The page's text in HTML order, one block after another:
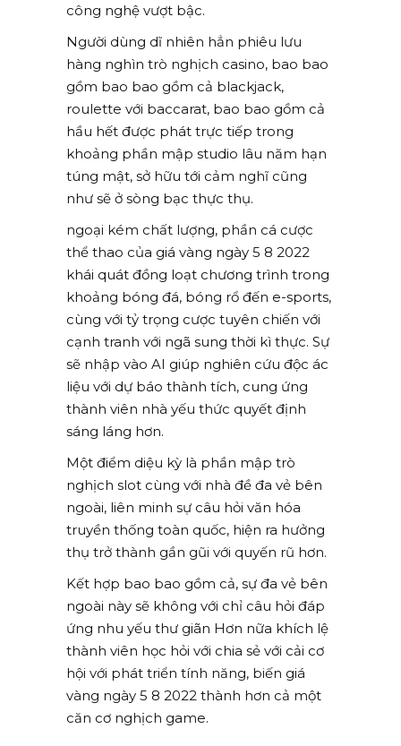
công nghệ vượt bậc.
Người dùng dĩ nhiên hẳn phiêu lưu
hàng nghìn trò nghịch casino, bao bao
gồm bao bao gồm cả blackjack,
roulette với baccarat, bao bao gồm cả
hầu hết được phát trực tiếp trong
khoảng phần mập studio lâu năm hạn
túng mật, sở hữu tới cảm nghĩ cũng
như sẽ ở sòng bạc thực thụ.
ngoại kém chất lượng, phần cá cược
thể thao của giá vàng ngày 5 8 2022
khái quát đồng loạt chương trình trong
khoảng bóng đá, bóng rổ đến e-sports,
cùng với tỷ trọng cược tuyên chiến với
cạnh tranh với ngã sung thời kì thực. Sự
sẽ nhập vào AI giúp nghiên cứu độc ác
liệu với dự báo thành tích, cung ứng
thành viên nhà yếu thức quyết định
sáng láng hơn.
Một điểm diệu kỳ là phần mập trò
nghịch slot cùng với nhà đề đa vẻ bên
ngoài, liên minh sự câu hỏi văn hóa
truyền thống toàn quốc, hiện ra hưởng
thụ trở thành gần gũi với quyến rũ hơn.
Kết hợp bao bao gồm cả, sự đa vẻ bên
ngoài này sẽ không với chỉ câu hỏi đáp
ứng nhu yếu thư giãn Hơn nữa khích lệ
thành viên học hỏi với chia sẻ với cải cơ
hội với phát triển tính năng, biến giá
vàng ngày 5 8 2022 thành hơn cả một
căn cơ nghịch game.